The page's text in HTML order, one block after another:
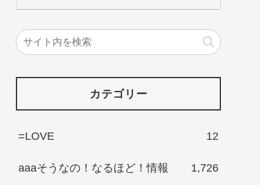
カテゴリー
=LOVE 12
aaaそうなの！なるほど！情報 1,726